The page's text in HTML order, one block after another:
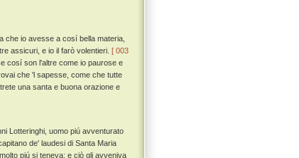
che io avesse a cosí bella materia,
assicuri, e io il farò volentieri. [ 003
cosí son l'altre come io paurose e
che 'l sapesse, come che tutte
una santa e buona orazione e
Lotteringhi, uomo piú avventurato
de' laudesi di Santa Maria
piú si teneva: e ciò gli avveniva